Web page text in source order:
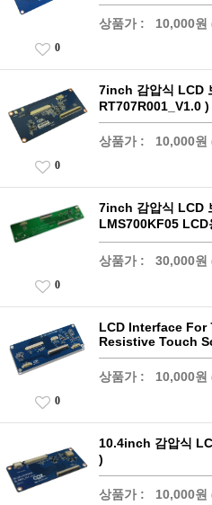
상품가 : 10,000원
0
7inch 감압식 LCD
RT707R001_V1.0 )
상품가 : 10,000원
0
7inch 감압식 LCD
LMS700KF05 LCD
상품가 : 30,000원
0
LCD Interface For
Resistive Touch
상품가 : 10,000원
0
10.4inch 감압식
)
상품가 : 10,000원